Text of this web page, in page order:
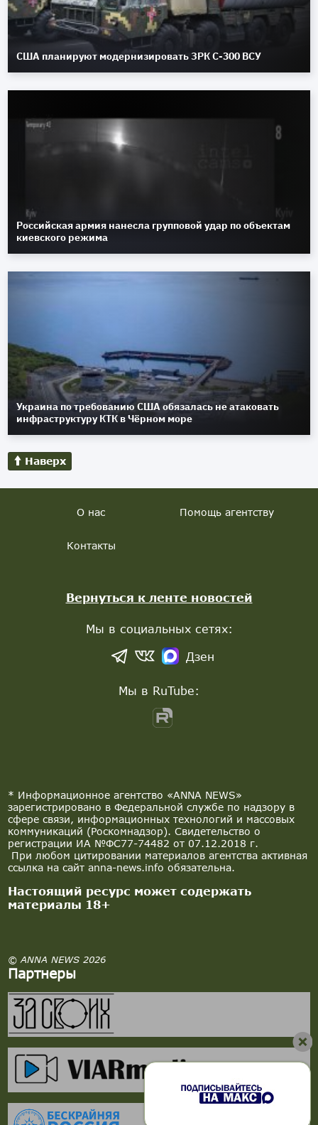
США планируют модернизировать ЗРК С-300 ВСУ
Российская армия нанесла групповой удар по объектам
киевского режима
Украина по требованию США обязалась не атаковать
инфраструктуру КТК в Чёрном море
Наверх
* Информационное агентство «ANNA NEWS»
зарегистрировано в Федеральной службе по надзору в
сфере связи, информационных технологий и массовых
коммуникаций (Роскомнадзор). Свидетельство о
регистрации ИА №ФС77-74482 от 07.12.2018 г.
При любом цитировании материалов агентства активная
ссылка на сайт anna-news.info обязательна.
Настоящий ресурс может содержать
материалы 18+
© ANNA NEWS 2026
Партнеры
О нас Помощь агентству
Контакты
Вернуться к ленте новостей
Мы в социальных сетях:
Дзен
Мы в RuTube: